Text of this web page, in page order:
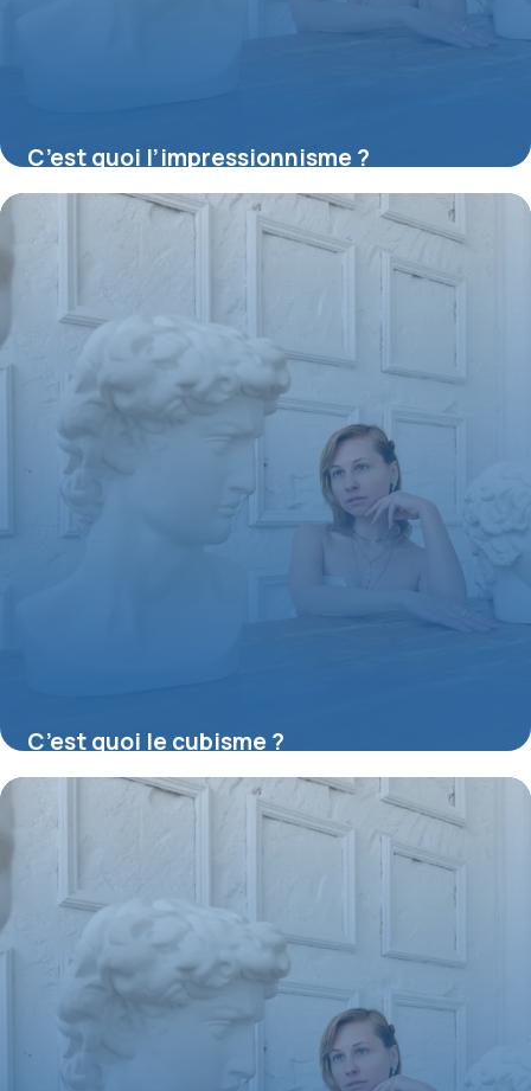
C’est quoi l’impressionnisme ?
16 juillet 2026
C’est quoi le cubisme ?
16 juillet 2026